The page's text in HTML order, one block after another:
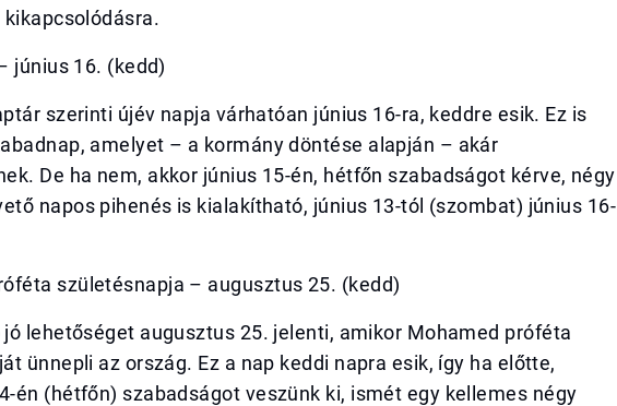
június 16. (kedd)
szerinti újév napja várhatóan június 16-ra, keddre esik. Ez is
amelyet – a kormány döntése alapján – akár
De ha nem, akkor június 15-én, hétfőn szabadságot kérve, négy
napos pihenés is kialakítható, június 13-tól (szombat) június 16-
születésnapja – augusztus 25. (kedd)
lehetőséget augusztus 25. jelenti, amikor Mohamed próféta
ünnepli az ország. Ez a nap keddi napra esik, így ha előtte,
én (hétfőn) szabadságot veszünk ki, ismét egy kellemes négy